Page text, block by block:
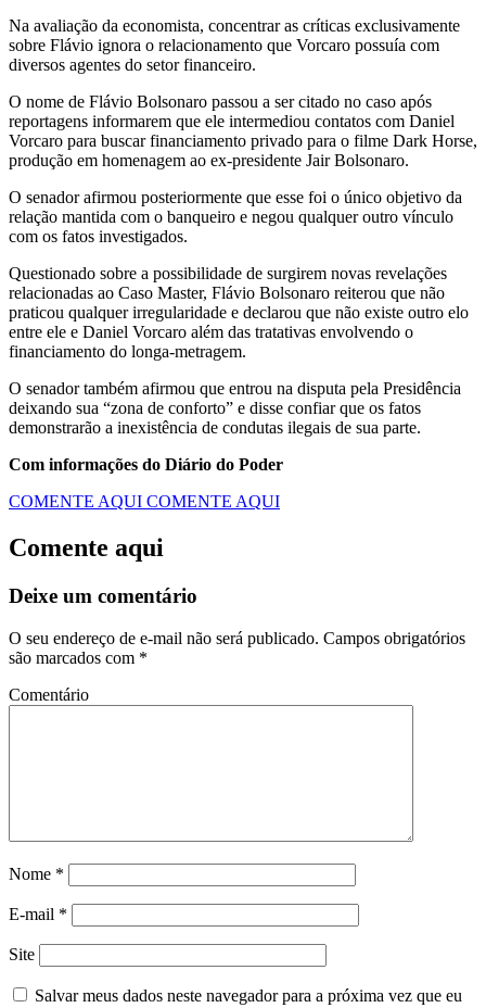
Na avaliação da economista, concentrar as críticas exclusivamente
sobre Flávio ignora o relacionamento que Vorcaro possuía com
diversos agentes do setor financeiro.
O nome de Flávio Bolsonaro passou a ser citado no caso após
reportagens informarem que ele intermediou contatos com Daniel
Vorcaro para buscar financiamento privado para o filme Dark Horse,
produção em homenagem ao ex-presidente Jair Bolsonaro.
O senador afirmou posteriormente que esse foi o único objetivo da
relação mantida com o banqueiro e negou qualquer outro vínculo
com os fatos investigados.
Questionado sobre a possibilidade de surgirem novas revelações
relacionadas ao Caso Master, Flávio Bolsonaro reiterou que não
praticou qualquer irregularidade e declarou que não existe outro elo
entre ele e Daniel Vorcaro além das tratativas envolvendo o
financiamento do longa-metragem.
O senador também afirmou que entrou na disputa pela Presidência
deixando sua “zona de conforto” e disse confiar que os fatos
demonstrarão a inexistência de condutas ilegais de sua parte.
Com informações do Diário do Poder
COMENTE AQUI COMENTE AQUI
Comente aqui
Deixe um comentário
O seu endereço de e-mail não será publicado. Campos obrigatórios
são marcados com *
Comentário
Nome *
E-mail *
Site
Salvar meus dados neste navegador para a próxima vez que eu